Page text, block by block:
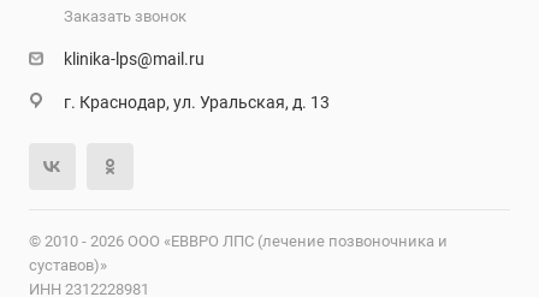
Заказать звонок
klinika-lps@mail.ru
г. Краснодар, ул. Уральская, д. 13
© 2010 - 2026 ООО «ЕВВРО ЛПС (лечение позвоночника и
суставов)»
ИНН 2312228981